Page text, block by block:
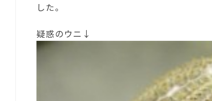
した。
疑惑のウニ↓